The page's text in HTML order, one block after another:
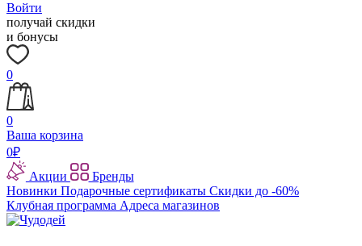
Войти
получай скидки
и бонусы
0
0
Ваша корзина
0₽
Акции
Бренды
Новинки Подарочные сертификаты Скидки до -60%
Клубная программа Адреса магазинов